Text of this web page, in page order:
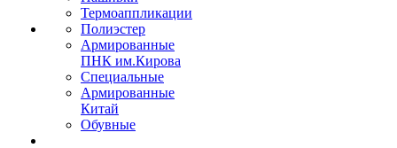
Термоаппликации
Полиэстер
Армированные
ПНК им.Кирова
Специальные
Армированные
Китай
Обувные